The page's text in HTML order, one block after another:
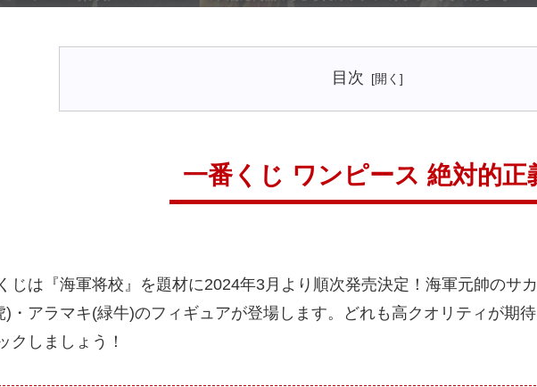
目次
一番くじ ワンピース 絶対的正
じは『海軍将校』を題材に2024年3月より順次発売決定！海軍元帥のサ
)・アラマキ(緑牛)のフィギュアが登場します。どれも高クオリティが期
クしましょう！